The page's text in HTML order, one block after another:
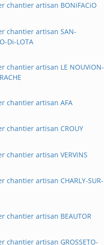
chantier artisan BONiFACiO
chantier artisan SAN-
Di-LOTA
chantier artisan LE NOUViON-
chantier artisan AFA
chantier artisan CROUY
chantier artisan VERViNS
chantier artisan CHARLY-SUR-
chantier artisan BEAUTOR
chantier artisan GROSSETO-